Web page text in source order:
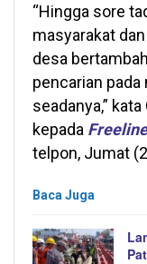
“Hingga sore
masyarakat
desa
pencarian pada
seadanya,”
kepada
telpon, Jumat
Baca Juga